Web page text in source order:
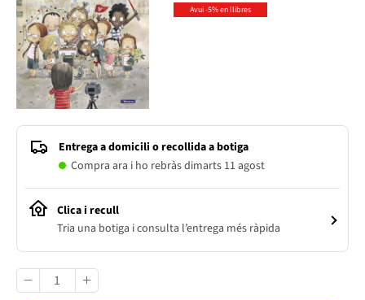
Avui -5% en llibres
Entrega a domicili o recollida a botiga
Compra ara i ho rebràs dimarts 11 agost
Clica i recull
Tria una botiga i consulta l’entrega més ràpida